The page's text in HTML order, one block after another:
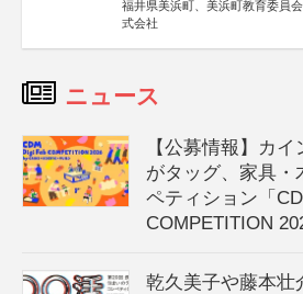
福井県美浜町、美浜町教育委員
式会社
ニュース
【公募情報】カ
がタッグ、家具・
ペティション「
COMPETITION
乾久美子や藤本壮